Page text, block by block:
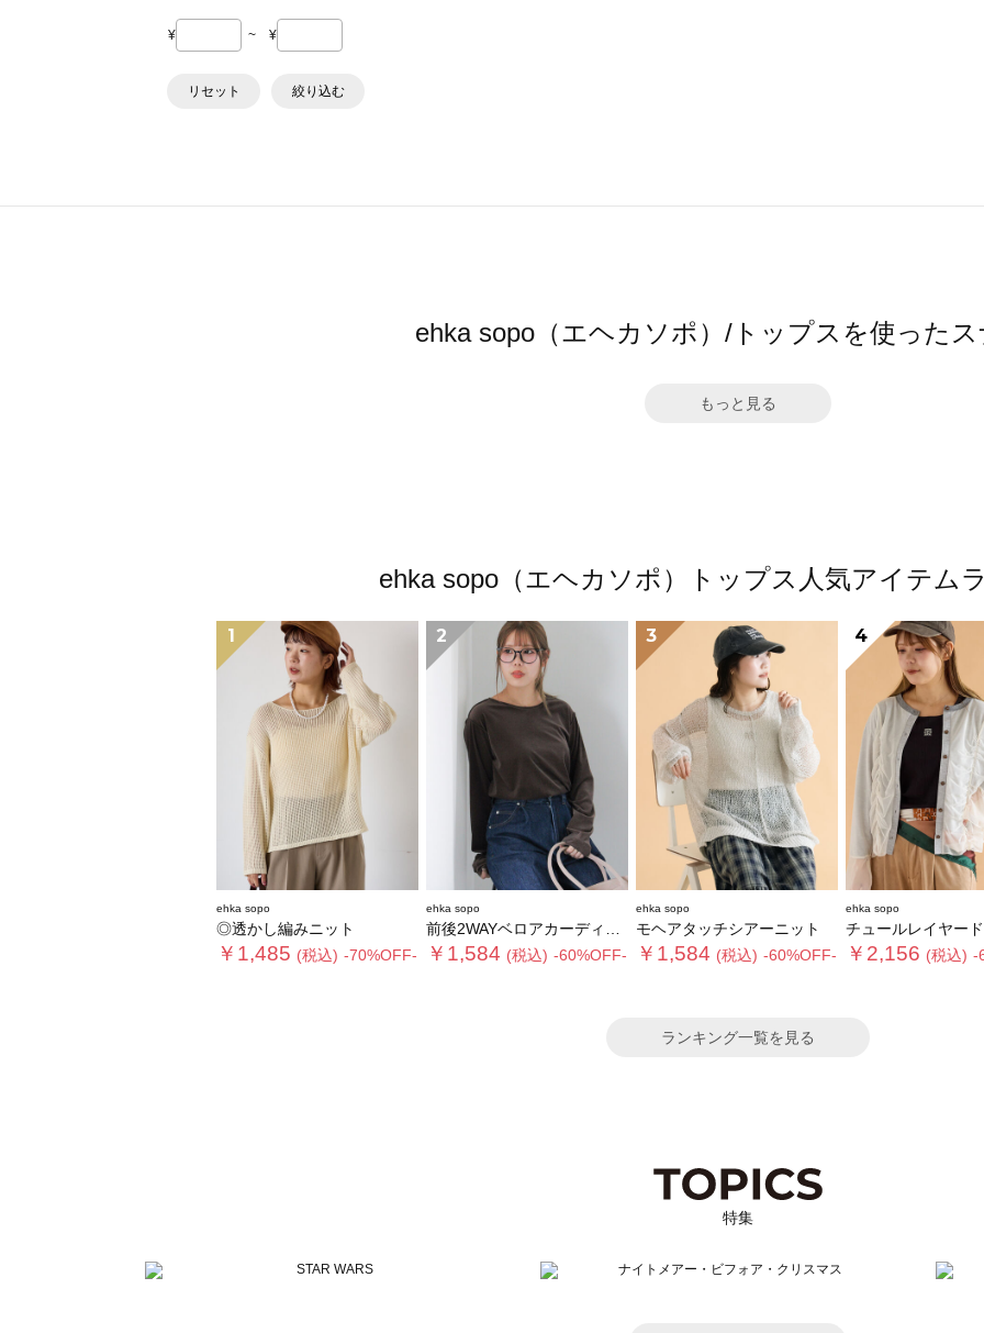
¥ ~ ¥
リセット 絞り込む
ehka sopo（エヘカソポ）/トップスを使った
もっと見る
ehka sopo（エヘカソポ）トップス人気アイテム
1
ehka sopo
◎透かし編みニット
￥1,485 (税込) -70%OFF-
2
ehka sopo
前後2WAYベロアカーディガン
￥1,584 (税込) -60%OFF-
3
ehka sopo
モヘアタッチシアーニット
￥1,584 (税込) -60%OFF-
4
ehka sopo
チュールレイヤードカ
￥2,156 (税込) -
ランキング一覧を見る
特集